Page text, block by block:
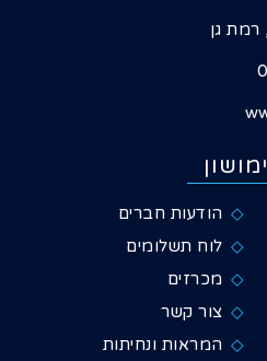
הודעות חברים
לוח תשלומים
מכרזים
צור קשר
המראות ונחיתות